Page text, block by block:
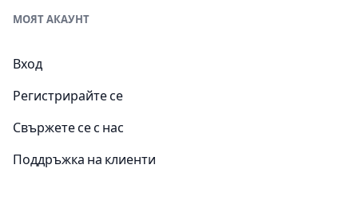
МОЯТ АКАУНТ
Вход
Регистрирайте се
Свържете се с нас
Поддръжка на клиенти